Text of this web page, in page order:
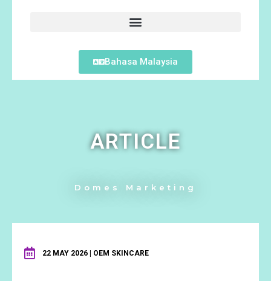
Bahasa Malaysia
ARTICLE
Domes Marketing
22 MAY 2026 | OEM SKINCARE